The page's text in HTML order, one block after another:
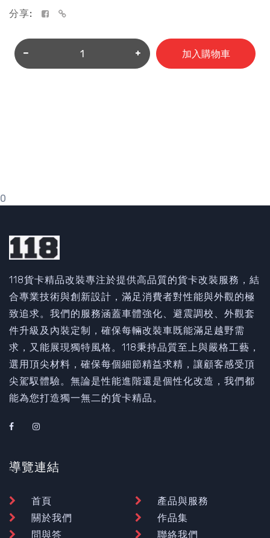
分享:
加入購物車
0
118貨卡精品改裝專注於提供高品質的貨卡改裝服務，結
合專業技術與創新設計，滿足消費者對性能與外觀的極
致追求。我們的服務涵蓋車體強化、避震調校、外觀套
件升級及內裝定制，確保每輛改裝車既能滿足越野需
求，又能展現獨特風格。118秉持品質至上與嚴格工藝，
選用頂尖材料，確保每個細節精益求精，讓顧客感受頂
尖駕馭體驗。無論是性能進階還是個性化改造，我們都
能為您打造獨一無二的貨卡精品。
導覽連結
首頁
產品與服務
關於我們
作品集
問與答
聯絡我們